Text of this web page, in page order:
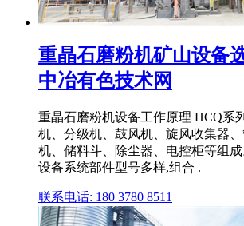
重晶石磨粉机矿山设备
中冶有色技术网
重晶石磨粉机设备工作原理 HCQ系
机、分级机、鼓风机、旋风收集器
机、储料斗、除尘器、电控柜等组
设备系统部件型号多样,组合 .
联系电话: 180 3780 8511